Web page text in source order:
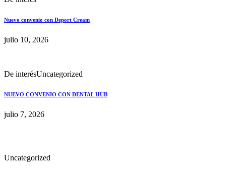
Nuevo convenio con Deport Cream
julio 10, 2026
De interésUncategorized
NUEVO CONVENIO CON DENTAL HUB
julio 7, 2026
Uncategorized